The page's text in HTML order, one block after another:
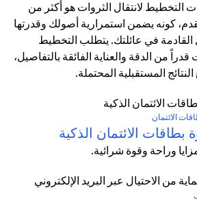
التخطيط لانتقال الثروات هو أكثر من
كونه يضمن استمرارية أصولك وقدرتها
القادمة في عائلتك. يتطلب التخطيط
قدراً من الدقة والعناية الفائقة بالتفاصيل،
المستقبلية المحتملة.
الائتمان
بطاقات الائتمان الذكية
وراحة وقوة شرائية.